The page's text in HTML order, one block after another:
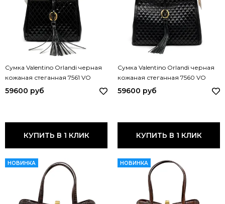
Сумка Valentino Orlandi черная
кожаная стеганная 7561 VO
NERO
59600 руб
КУПИТЬ В 1 КЛИК
Сумка Valentino Orlandi черная
кожаная стеганная 7560 VO
NERO
59600 руб
КУПИТЬ В 1 КЛИК
НОВИНКА НОВИНКА